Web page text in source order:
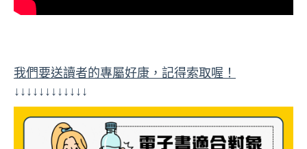
我們要送讀者的專屬好康，記得索取喔！
↓↓↓↓↓↓↓↓↓↓↓↓